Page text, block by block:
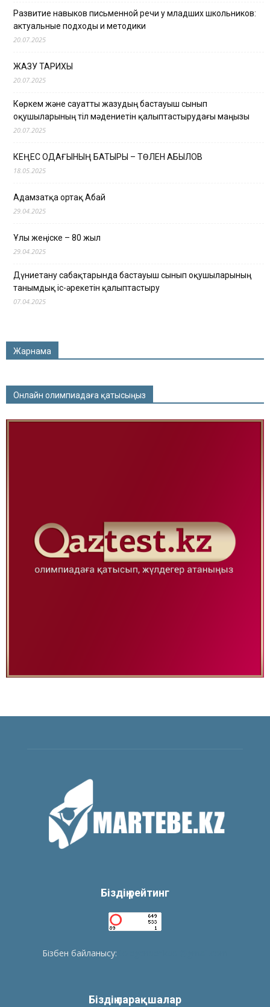
Развитие навыков письменной речи у младших школьников:
актуальные подходы и методики
20.07.2025
ЖАЗУ ТАРИХЫ
20.07.2025
Көркем және сауатты жазудың бастауыш сынып
оқушыларының тіл мәдениетін қалыптастырудағы маңызы
20.07.2025
КЕҢЕС ОДАҒЫНЫҢ БАТЫРЫ – ТӨЛЕН ҚАБЫЛОВ
18.05.2025
Адамзатқа ортақ Абай
29.04.2025
Ұлы жеңіске – 80 жыл
29.04.2025
Дүниетану сабақтарында бастауыш сынып оқушыларының
танымдық іс-әрекетін қалыптастыру
07.04.2025
Жарнама
Онлайн олимпиадаға қатысыңыз
Біздің рейтинг
Бізбен байланысу:
Біздің парақшалар